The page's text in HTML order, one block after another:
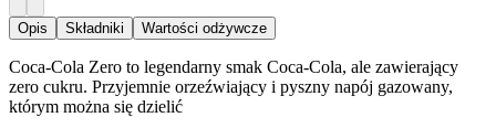
Opis Składniki Wartości odżywcze
Coca-Cola Zero to legendarny smak Coca-Cola, ale zawierający
zero cukru. Przyjemnie orzeźwiający i pyszny napój gazowany,
którym można się dzielić